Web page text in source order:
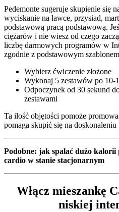
Pedemonte sugeruje skupienie się
wyciskanie na ławce, przysiad,
podstawową pracą podstawową.
ciężarów i nie wiesz od czego
liczbę darmowych programów w
zgodnie z podstawowym
Wybierz ćwiczenie złożone
Wykonaj 5 zestawów po 10-
Odpoczynek od 30 sekund
zestawami
Ta ilość objętości pomoże
pomaga skupić się na doskonaleniu
Podobne: jak spalać dużo
cardio w stanie stacjonarnym
Włącz mieszankę
niskiej